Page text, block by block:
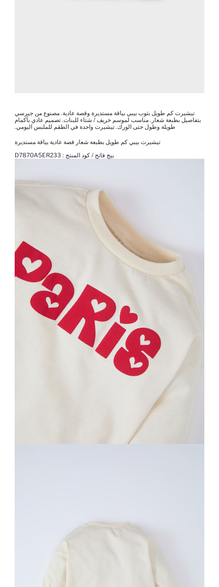
تيشيرت كم طويل بثوب بيبي بياقة مستديرة وقصة عادية. مصنوع من جيرسي
بتفاصيل بطبعة شعار. مناسب لموسم خريف / شتاء للبنات. تصميم عادي بأكمام
طويلة وطول حتى الورك. تيشيرت واحدة في الطقم للملبس اليومي.
تيشيرت بيبي كم طويل بطبعة شعار قصة عادية بياقة مستديرة
بيج فاتح / كود المنتج : D7870A5ER233